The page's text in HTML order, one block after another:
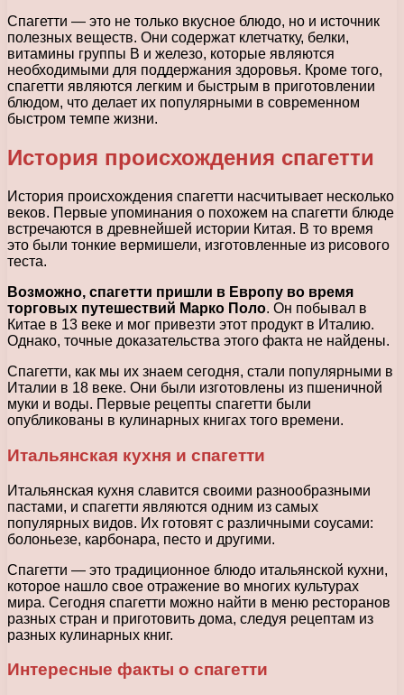
Спагетти — это не только вкусное блюдо, но и источник
полезных веществ. Они содержат клетчатку, белки,
витамины группы В и железо, которые являются
необходимыми для поддержания здоровья. Кроме того,
спагетти являются легким и быстрым в приготовлении
блюдом, что делает их популярными в современном
быстром темпе жизни.
История происхождения спагетти
История происхождения спагетти насчитывает несколько
веков. Первые упоминания о похожем на спагетти блюде
встречаются в древнейшей истории Китая. В то время
это были тонкие вермишели, изготовленные из рисового
теста.
Возможно, спагетти пришли в Европу во время
торговых путешествий Марко Поло. Он побывал в
Китае в 13 веке и мог привезти этот продукт в Италию.
Однако, точные доказательства этого факта не найдены.
Спагетти, как мы их знаем сегодня, стали популярными в
Италии в 18 веке. Они были изготовлены из пшеничной
муки и воды. Первые рецепты спагетти были
опубликованы в кулинарных книгах того времени.
Итальянская кухня и спагетти
Итальянская кухня славится своими разнообразными
пастами, и спагетти являются одним из самых
популярных видов. Их готовят с различными соусами:
болоньезе, карбонара, песто и другими.
Спагетти — это традиционное блюдо итальянской кухни,
которое нашло свое отражение во многих культурах
мира. Сегодня спагетти можно найти в меню ресторанов
разных стран и приготовить дома, следуя рецептам из
разных кулинарных книг.
Интересные факты о спагетти